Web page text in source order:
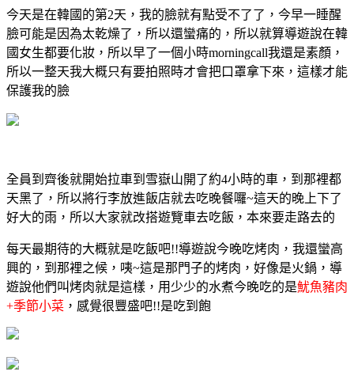
今天是在韓國的第2天，我的臉就有點受不了了，今早一睡醒
臉可能是因為太乾燥了，所以還蠻痛的，所以就算導遊說在韓
國女生都要化妝，所以早了一個小時morningcall我還是素顏，
所以一整天我大概只有要拍照時才會把口罩拿下來，這樣才能
保護我的臉
全員到齊後就開始拉車到雪嶽山開了約4小時的車，到那裡都
天黑了，所以將行李放進飯店就去吃晚餐囉~這天的晚上下了
好大的雨，所以大家就改搭遊覽車去吃飯，本來要走路去的
每天最期待的大概就是吃飯吧!!導遊說今晚吃烤肉，我還蠻高
興的，到那裡之候，咦~這是那門子的烤肉，好像是火鍋，導
遊說他們叫烤肉就是這樣，用少少的水煮今晚吃的是魷魚豬肉
+季節小菜 ，感覺很豐盛吧!!是吃到飽